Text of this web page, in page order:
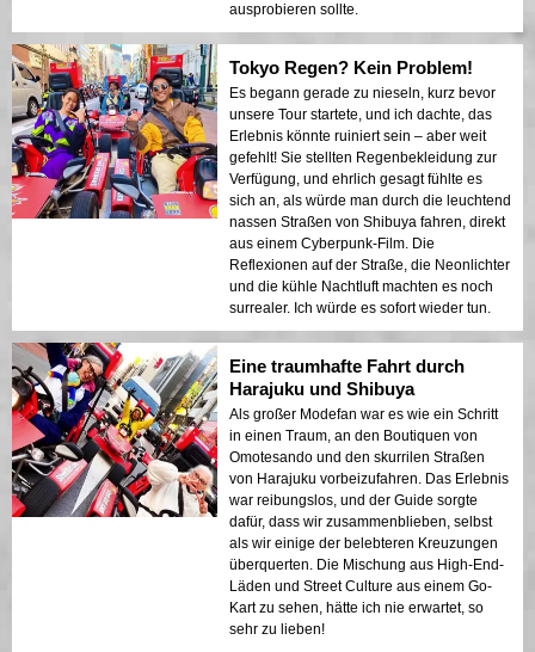
ausprobieren sollte.
Tokyo Regen? Kein Problem!
Es begann gerade zu nieseln, kurz bevor
unsere Tour startete, und ich dachte, das
Erlebnis könnte ruiniert sein – aber weit
gefehlt! Sie stellten Regenbekleidung zur
Verfügung, und ehrlich gesagt fühlte es
sich an, als würde man durch die leuchtend
nassen Straßen von Shibuya fahren, direkt
aus einem Cyberpunk-Film. Die
Reflexionen auf der Straße, die Neonlichter
und die kühle Nachtluft machten es noch
surrealer. Ich würde es sofort wieder tun.
Eine traumhafte Fahrt durch
Harajuku und Shibuya
Als großer Modefan war es wie ein Schritt
in einen Traum, an den Boutiquen von
Omotesando und den skurrilen Straßen
von Harajuku vorbeizufahren. Das Erlebnis
war reibungslos, und der Guide sorgte
dafür, dass wir zusammenblieben, selbst
als wir einige der belebteren Kreuzungen
überquerten. Die Mischung aus High-End-
Läden und Street Culture aus einem Go-
Kart zu sehen, hätte ich nie erwartet, so
sehr zu lieben!